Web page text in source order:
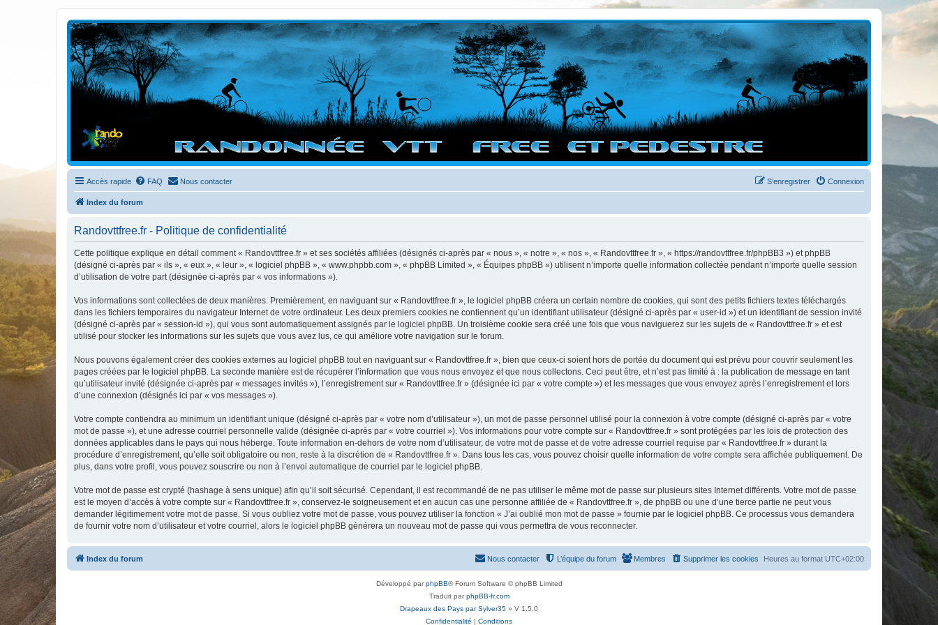
Randovttfree.fr
Bienvenue sur le site des randos vtt et pédestre de Bretagne . Bonne navigation sur le site et bonnes randos dans l'Ouest !
Accès rapide FAQ Nous contacter Connexion
S’enregistrer
Index du forum
Randovttfree.fr - Politique de confidentialité
Cette politique explique en détail comment « Randovttfree.fr » et ses sociétés affiliées (désignés ci-après par « nous », « notre », « nos », « Randovttfree.fr », « https://randovttfree.fr/phpBB3 ») et phpBB
(désigné ci-après par « ils », « eux », « leur », « logiciel phpBB », « www.phpbb.com », « phpBB Limited », « Équipes phpBB ») utilisent n’importe quelle information collectée pendant n’importe quelle session
d’utilisation de votre part (désignée ci-après par « vos informations »).
Vos informations sont collectées de deux manières. Premièrement, en naviguant sur « Randovttfree.fr », le logiciel phpBB créera un certain nombre de cookies, qui sont des petits fichiers textes téléchargés
dans les fichiers temporaires du navigateur Internet de votre ordinateur. Les deux premiers cookies ne contiennent qu’un identifiant utilisateur (désigné ci-après par « user-id ») et un identifiant de session invité
(désigné ci-après par « session-id »), qui vous sont automatiquement assignés par le logiciel phpBB. Un troisième cookie sera créé une fois que vous naviguerez sur les sujets de « Randovttfree.fr » et est
utilisé pour stocker les informations sur les sujets que vous avez lus, ce qui améliore votre navigation sur le forum.
Nous pouvons également créer des cookies externes au logiciel phpBB tout en naviguant sur « Randovttfree.fr », bien que ceux-ci soient hors de portée du document qui est prévu pour couvrir seulement les
pages créées par le logiciel phpBB. La seconde manière est de récupérer l’information que vous nous envoyez et que nous collectons. Ceci peut être, et n’est pas limité à : la publication de message en tant
qu’utilisateur invité (désignée ci-après par « messages invités »), l’enregistrement sur « Randovttfree.fr » (désignée ici par « votre compte ») et les messages que vous envoyez après l’enregistrement et lors
d’une connexion (désignés ici par « vos messages »).
Votre compte contiendra au minimum un identifiant unique (désigné ci-après par « votre nom d’utilisateur »), un mot de passe personnel utilisé pour la connexion à votre compte (désigné ci-après par « votre
mot de passe »), et une adresse courriel personnelle valide (désignée ci-après par « votre courriel »). Vos informations pour votre compte sur « Randovttfree.fr » sont protégées par les lois de protection des
données applicables dans le pays qui nous héberge. Toute information en-dehors de votre nom d’utilisateur, de votre mot de passe et de votre adresse courriel requise par « Randovttfree.fr » durant la
procédure d’enregistrement, qu’elle soit obligatoire ou non, reste à la discrétion de « Randovttfree.fr ». Dans tous les cas, vous pouvez choisir quelle information de votre compte sera affichée publiquement. De
plus, dans votre profil, vous pouvez souscrire ou non à l’envoi automatique de courriel par le logiciel phpBB.
Votre mot de passe est crypté (hashage à sens unique) afin qu’il soit sécurisé. Cependant, il est recommandé de ne pas utiliser le même mot de passe sur plusieurs sites Internet différents. Votre mot de passe
est le moyen d’accès à votre compte sur « Randovttfree.fr », conservez-le soigneusement et en aucun cas une personne affiliée de « Randovttfree.fr », de phpBB ou une d’une tierce partie ne peut vous
demander légitimement votre mot de passe. Si vous oubliez votre mot de passe, vous pouvez utiliser la fonction « J’ai oublié mon mot de passe » fournie par le logiciel phpBB. Ce processus vous demandera
de fournir votre nom d’utilisateur et votre courriel, alors le logiciel phpBB générera un nouveau mot de passe qui vous permettra de vous reconnecter.
Index du forum Heures au format UTC+02:00
Supprimer les cookies
Membres
L’équipe du forum
Nous contacter
Développé parphpBB® Forum Software © phpBB Limited
Traduit parphpBB-fr.com
Drapeaux des Pays par Sylver35 » V 1.5.0
Confidentialité
Conditions